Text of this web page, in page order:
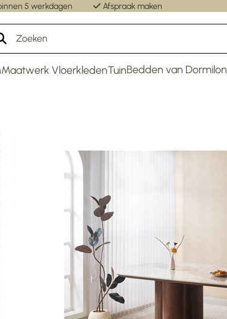
5 werkdagen Afspraak maken
Maatwerk VloerkledenTuinBedden van Dormilon